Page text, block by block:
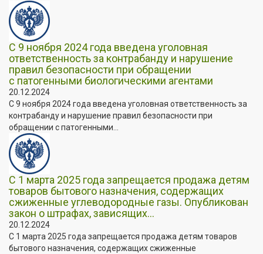
С 9 ноября 2024 года введена уголовная
ответственность за контрабанду и нарушение
правил безопасности при обращении
с патогенными биологическими агентами
20.12.2024
С 9 ноября 2024 года введена уголовная ответственность за
контрабанду и нарушение правил безопасности при
обращении с патогенными...
С 1 марта 2025 года запрещается продажа детям
товаров бытового назначения, содержащих
сжиженные углеводородные газы. Опубликован
закон о штрафах, зависящих...
20.12.2024
С 1 марта 2025 года запрещается продажа детям товаров
бытового назначения, содержащих сжиженные